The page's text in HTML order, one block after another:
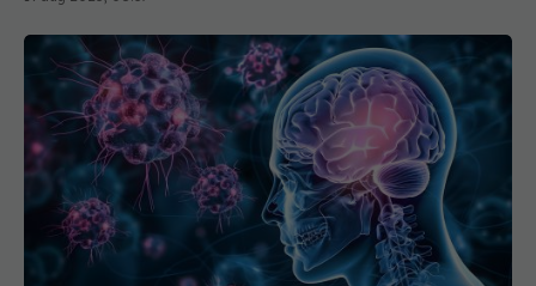
COVID, impact asupra creierului. Reduce nivelul
de cortizol